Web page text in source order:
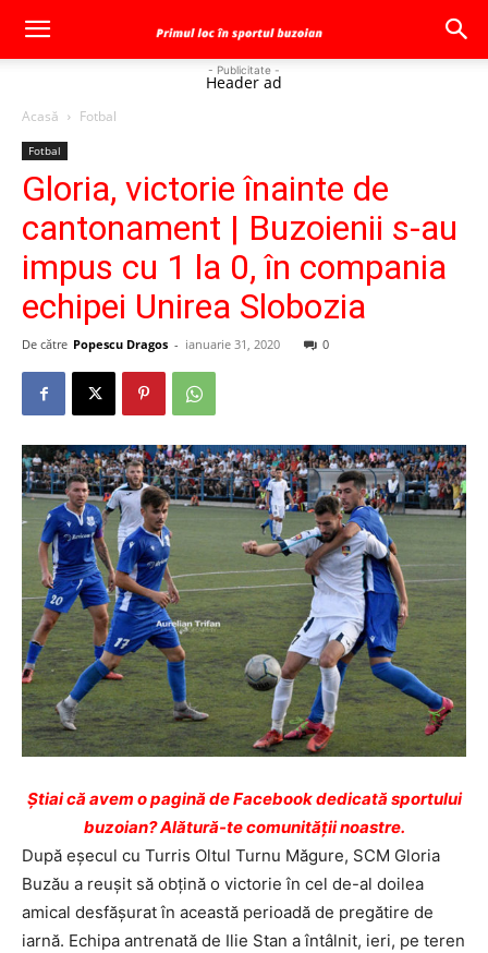
- Publicitate -
Header ad
Acasă Fotbal
Fotbal
Gloria, victorie înainte de
cantonament | Buzoienii s-au
impus cu 1 la 0, în compania
echipei Unirea Slobozia
De către Popescu Dragos - ianuarie 31, 2020 0
Ştiai că avem o pagină de Facebook dedicată sportului
buzoian? Alătură-te comunității noastre.
După eşecul cu Turris Oltul Turnu Măgure, SCM Gloria
Buzău a reuşit să obţină o victorie în cel de-al doilea
amical desfăşurat în această perioadă de pregătire de
iarnă. Echipa antrenată de Ilie Stan a întâlnit, ieri, pe teren